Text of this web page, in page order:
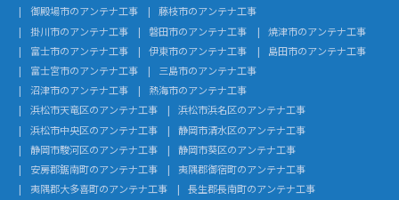
御殿場市のアンテナ工事
藤枝市のアンテナ工事
掛川市のアンテナ工事
磐田市のアンテナ工事
焼津市のアンテナ工事
富士市のアンテナ工事
伊東市のアンテナ工事
島田市のアンテナ工事
富士宮市のアンテナ工事
三島市のアンテナ工事
沼津市のアンテナ工事
熱海市のアンテナ工事
浜松市天竜区のアンテナ工事
浜松市浜名区のアンテナ工事
浜松市中央区のアンテナ工事
静岡市清水区のアンテナ工事
静岡市駿河区のアンテナ工事
静岡市葵区のアンテナ工事
安房郡鋸南町のアンテナ工事
夷隅郡御宿町のアンテナ工事
夷隅郡大多喜町のアンテナ工事
長生郡長南町のアンテナ工事